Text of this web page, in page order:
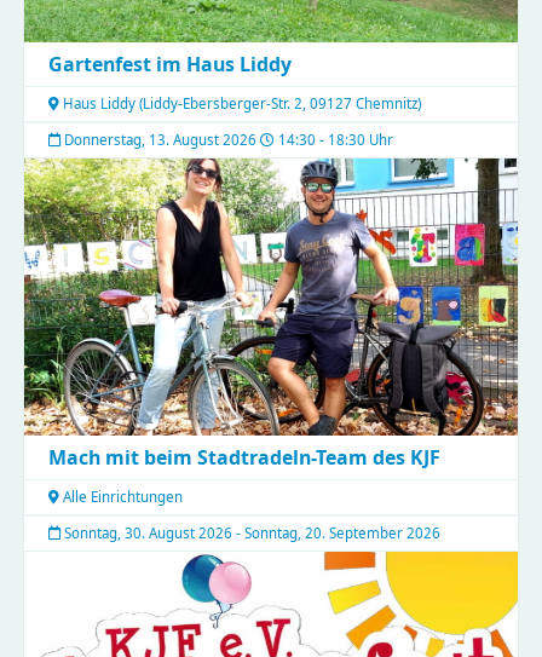
Gartenfest im Haus Liddy
Haus Liddy (Liddy-Ebersberger-Str. 2, 09127 Chemnitz)
Donnerstag, 13. August 2026
14:30 - 18:30 Uhr
Mach mit beim Stadtradeln-Team des KJF
Alle Einrichtungen
Sonntag, 30. August 2026 - Sonntag, 20. September 2026